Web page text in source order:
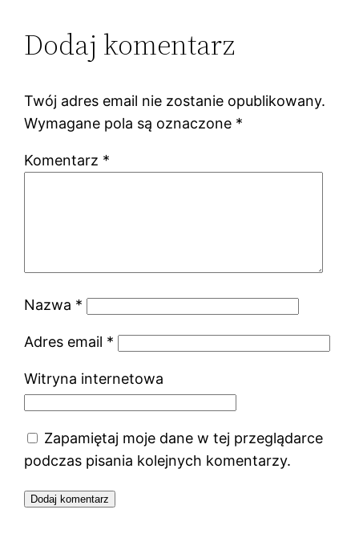
Dodaj komentarz
Twój adres email nie zostanie opublikowany.
Wymagane pola są oznaczone *
Komentarz *
Nazwa *
Adres email *
Witryna internetowa
Zapamiętaj moje dane w tej przeglądarce
podczas pisania kolejnych komentarzy.